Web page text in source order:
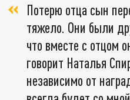
Потерю отца сын
тяжело. Они были
что вместе с отцом
говорит Наталья
независимо от